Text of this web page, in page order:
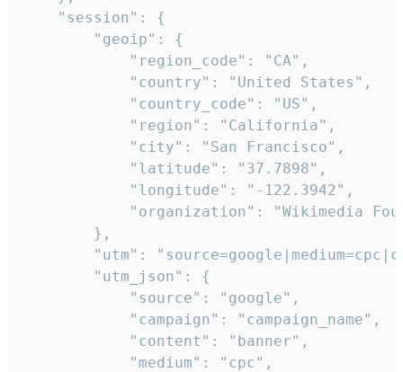
    "session": {
        "geoip": {
            "region_code": "CA",
            "country": "United States",
            "country_code": "US",
            "region": "California",
            "city": "San Francisco",
            "latitude": "37.7898",
            "longitude": "-122.3942",
"organization": "Wikimedia
        },
"utm":
        "utm_json": {
            "source": "google",
            "campaign": "campaign_name",
            "content": "banner",
            "medium": "cpc",